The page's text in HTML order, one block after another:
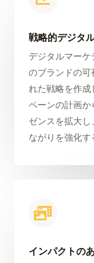
戦略的デジタ
デジタルマー
のブランドの可
れた戦略を作成
ペーンの計画か
ゼンスを拡大
ながりを強化す
インパクトの